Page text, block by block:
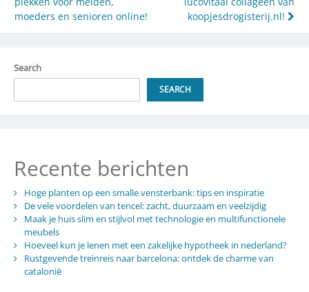
navigation
moeders en senioren online!
koopjesdrogisterij.nl!
Search
SEARCH
Recente berichten
Hoge planten op een smalle vensterbank: tips en inspiratie
De vele voordelen van tencel: zacht, duurzaam en veelzijdig
Maak je huis slim en stijlvol met technologie en multifunctionele
meubels
Hoeveel kun je lenen met een zakelijke hypotheek in nederland?
Rustgevende treinreis naar barcelona: ontdek de charme van
catalonië